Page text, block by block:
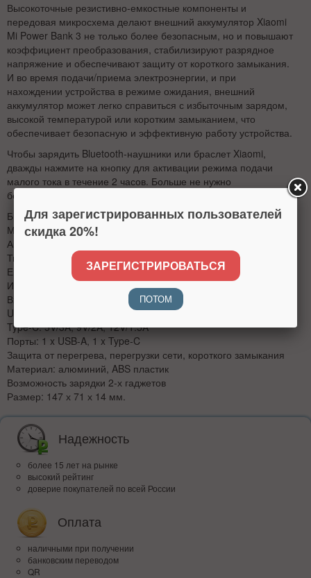
Высокоточные резистивно-емкостные компоненты и
передовая микросхема делают внешний аккумулятор Xiaomi
Mi Power Bank 3 не только более безопасным, но и повышают
коэффициент преобразования, стабилизируют разрядное
напряжение и обеспечивают защиту от короткого замыкания.
И во время подачи/приема электроэнергии, и при
нахождении устройства в режиме ожидания, внешний
аккумулятор может легко справиться с избыточным зарядом,
высокой температурой или коротким замыканием, что
обеспечивает безопасную и эффективную работу устройства.
Чтобы зарядить Bluetooth-наушники или браслет Xiaomi,
дважды нажмите на кнопку для активации режима подачи
малого тока в течение 2 часов. Больше не нужно
беспокоиться о зарядке небольших устройств.
Бренд: Xiaomi (Mi)
Модель: Power Bank 3
Артикул: PLM12ZM
Тип: Повербанк
Емкость: 10000 mah
Индикатор: Да
Вход:
USB-A: 5.1V/2.4A, 9V/2A, 12V/1.5A
Type-C: 5V/3A, 9V/2A, 12V/1.5A
Порты: 1 x USB-A, 1 x Type-C
Защита от перегрева, перегрузки сети, короткого замыкания
Материал: алюминий, ABS пластик
Возможность зарядки 2-х гаджетов
Размер: 147 х 71 х 14 мм.
Надежность
более 15 лет на рынке
высокий рейтинг
доверие покупателей по всей России
Оплата
наличными при получении
банковским переводом
QR
Для зарегистрированных пользователей
скидка 20%!
ЗАРЕГИСТРИРОВАТЬСЯ
ПОТОМ